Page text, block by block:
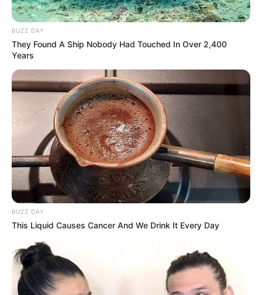
Meilleur pronostic Quinté du Jour
Paris-turf.com : 11 – 1 – 14 – 9 – 7 – 4 – 2 – 3
Le Quinté du jour selon votre horoscope
Découvrez pour le fun ou plus sérieusement ce que
les étoiles vous proposent aujourd’hui.
Votre pronostic Quinté du jour
L’accès au site est 100% gratuit, merci de nous
soutenir par un petit clic sur un des boutons.
✍
BUZZ DAY
They Found A Ship Nobody Had Touched In Over 2,400
Years
BUZZ DAY
This Liquid Causes Cancer And We Drink It Every Day